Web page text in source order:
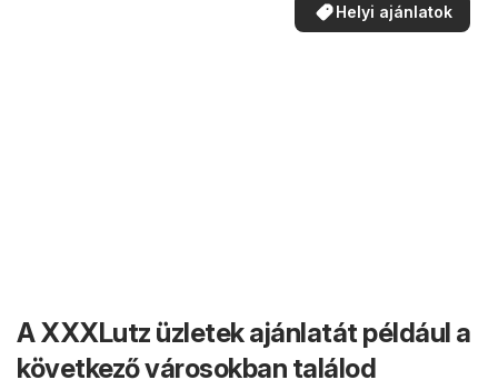
Helyi ajánlatok
A XXXLutz üzletek ajánlatát például a
következő városokban találod